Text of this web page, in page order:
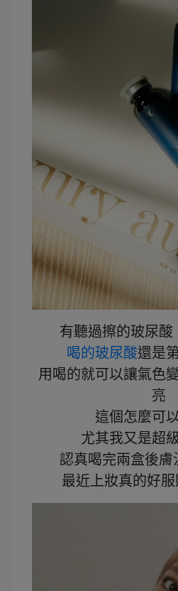
有聽過擦的玻尿酸
喝的玻尿酸還是
用喝的就可以讓氣色
亮
這個怎麼可
尤其我又是超
認真喝完兩盒後膚
最近上妝真的好